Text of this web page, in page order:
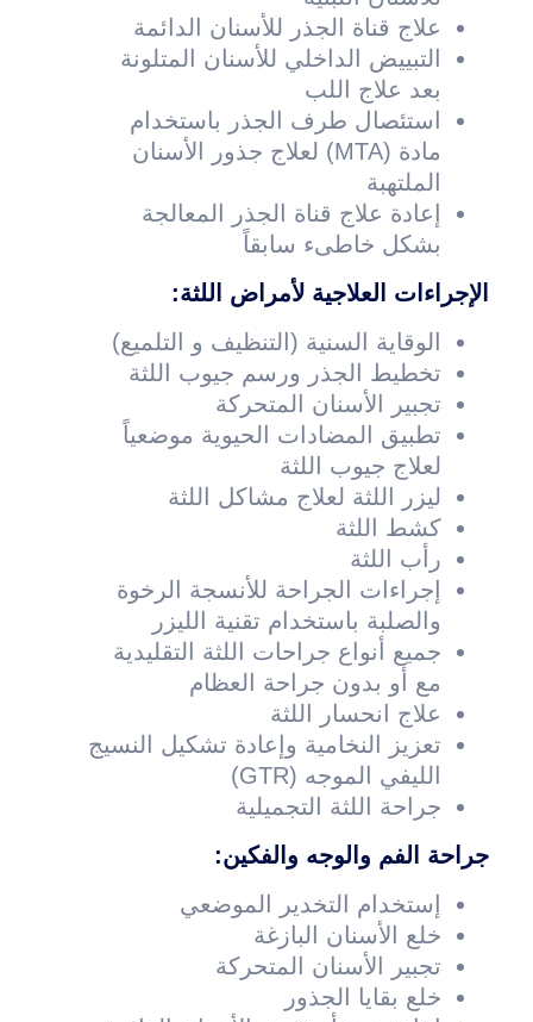
علاج قناة الجذر للأسنان الدائمة
التبييض الداخلي للأسنان المتلونة
بعد علاج اللب
استئصال طرف الجذر باستخدام
مادة (MTA) لعلاج جذور الأسنان
الملتهبة
إعادة علاج قناة الجذر المعالجة
بشكل خاطىء سابقاً
الإجراءات العلاجية لأمراض اللثة:
الوقاية السنية (التنظيف و التلميع)
تخطيط الجذر ورسم جيوب اللثة
تجبير الأسنان المتحركة
تطبيق المضادات الحيوية موضعياً
لعلاج جيوب اللثة
ليزر اللثة لعلاج مشاكل اللثة
كشط اللثة
رأب اللثة
إجراءات الجراحة للأنسجة الرخوة
والصلبة باستخدام تقنية الليزر
جميع أنواع جراحات اللثة التقليدية
مع أو بدون جراحة العظام
علاج انحسار اللثة
تعزيز النخامية وإعادة تشكيل النسيج
الليفي الموجه (GTR)
جراحة اللثة التجميلية
جراحة الفم والوجه والفكين:
إستخدام التخدير الموضعي
خلع الأسنان البازغة
تجبير الأسنان المتحركة
خلع بقايا الجذور